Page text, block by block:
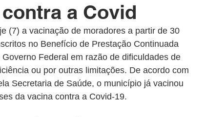
a Covid
(7) a vacinação de moradores a partir de 30
no Benefício de Prestação Continuada
Federal em razão de dificuldades de
ou por outras limitações. De acordo com
Secretaria de Saúde, o município já vacinou
da vacina contra a Covid-19.